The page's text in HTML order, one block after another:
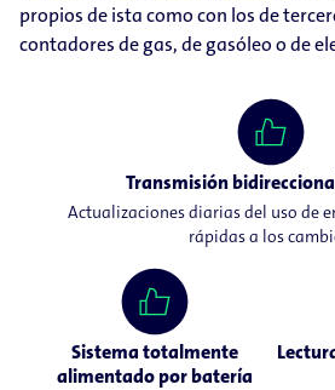
propios de ista como con los de
contadores de gas, de gasóleo o de
Transmisión
Actualizaciones diarias del uso de
rápidas a los
Sistema totalmente
alimentado por batería